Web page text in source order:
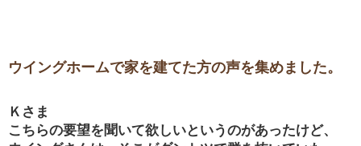
ウイングホームで家を建てた方の声を集めました。
Ｋさま
こちらの要望を聞いて欲しいというのがあったけど、